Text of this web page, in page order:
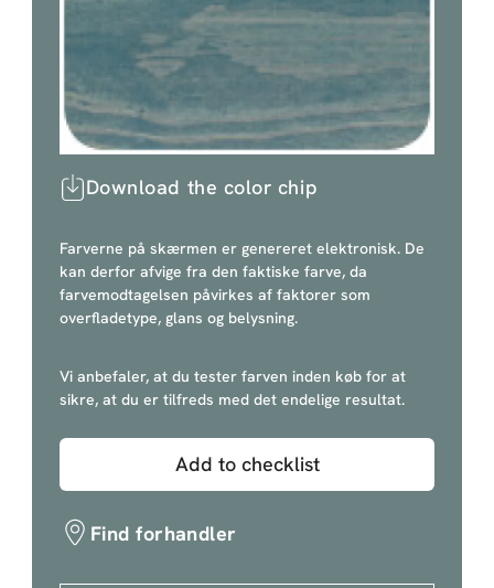
Download the color chip
Farverne på skærmen er genereret elektronisk. De
kan derfor afvige fra den faktiske farve, da
farvemodtagelsen påvirkes af faktorer som
overfladetype, glans og belysning.
Vi anbefaler, at du tester farven inden køb for at
sikre, at du er tilfreds med det endelige resultat.
Add to checklist
Find forhandler